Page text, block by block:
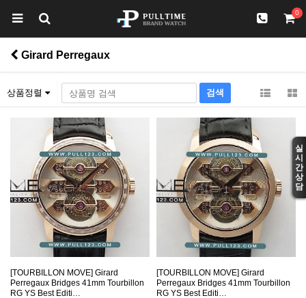
실
시
간
상
담
0
Girard Perregaux
상품정렬
[TOURBILLON MOVE] Girard
Perregaux Bridges 41mm Tourbillon
RG YS Best Editi…
[TOURBILLON MOVE] Girard
Perregaux Bridges 41mm Tourbillon
RG YS Best Editi…